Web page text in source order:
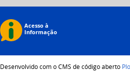
Desenvolvido com o CMS de código aberto